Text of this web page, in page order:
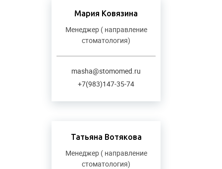
Мария Ковязина
Менеджер ( направление
стоматология)
masha@stomomed.ru
+7(983)147-35-74
Татьяна Вотякова
Менеджер ( направление
стоматология)